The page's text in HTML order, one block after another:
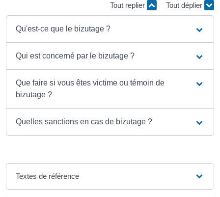
Tout replier
Tout déplier
Qu'est-ce que le bizutage ?
Qui est concerné par le bizutage ?
Que faire si vous êtes victime ou témoin de
bizutage ?
Quelles sanctions en cas de bizutage ?
Textes de référence